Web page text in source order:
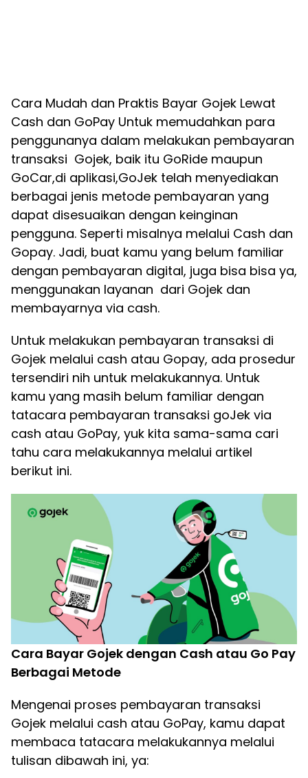
Cara Mudah dan Praktis Bayar Gojek Lewat
Cash dan GoPay Untuk memudahkan para
penggunanya dalam melakukan pembayaran
transaksi Gojek, baik itu GoRide maupun
GoCar,di aplikasi,GoJek telah menyediakan
berbagai jenis metode pembayaran yang
dapat disesuaikan dengan keinginan
pengguna. Seperti misalnya melalui Cash dan
Gopay. Jadi, buat kamu yang belum familiar
dengan pembayaran digital, juga bisa bisa ya,
menggunakan layanan dari Gojek dan
membayarnya via cash.
Untuk melakukan pembayaran transaksi di
Gojek melalui cash atau Gopay, ada prosedur
tersendiri nih untuk melakukannya. Untuk
kamu yang masih belum familiar dengan
tatacara pembayaran transaksi goJek via
cash atau GoPay, yuk kita sama-sama cari
tahu cara melakukannya melalui artikel
berikut ini.
Cara Bayar Gojek dengan Cash atau Go Pay
Berbagai Metode
Mengenai proses pembayaran transaksi
Gojek melalui cash atau GoPay, kamu dapat
membaca tatacara melakukannya melalui
tulisan dibawah ini, ya: